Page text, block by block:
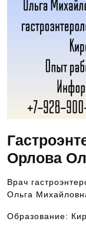
Орлова
Врач
Ольга
Образование: